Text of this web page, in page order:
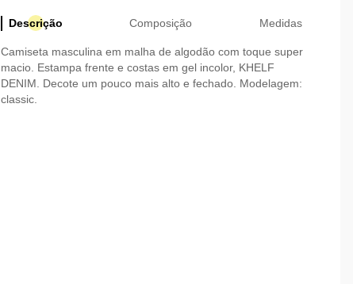
Descrição Composição Medidas
Camiseta masculina em malha de algodão com toque super
macio. Estampa frente e costas em gel incolor, KHELF
DENIM. Decote um pouco mais alto e fechado. Modelagem:
classic.